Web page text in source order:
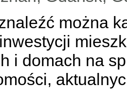
można
i domach na